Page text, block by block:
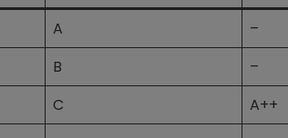
A
–
B
–
C
A++